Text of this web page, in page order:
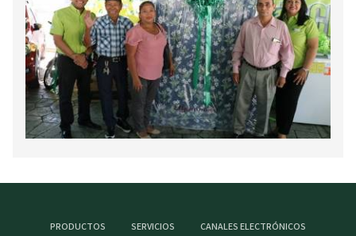
PRODUCTOS SERVICIOS CANALES ELECTRÓNICOS